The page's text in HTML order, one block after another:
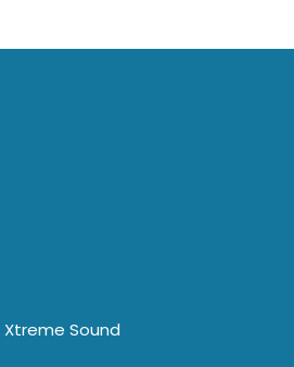
Xtreme Sound